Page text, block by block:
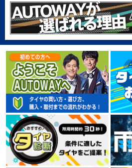
ARMSTRONG（アーム
フロリダ州のマイアミ
造施設で、乗用車、商
総合評価：166件
FEDERAL
フェデラル
FEDERAL（フェデラル
れ、1960年から1979年
2000年までは住友ゴム
術提供を行い、基礎か
得。独自のブランドを
の国、100以上の地域
ルネットワークを持つ
総合評価：7件
TRAVELSTAR
トラベルスター
(4.86点)ike*******さん
MINERVA F205 215/45R17.Z 91Y XL
価格以上の性能を感じられるコスパ抜群の
ともに想像以上で、街乗りでは安心して走
若干心配はしていますが、この値段ではと
きます。
(5.00点)pek*******さん
RADAR Dimax R8+ 275/40R19.Z 105Y
とても良く助かって居ます。ありがとう御座
(5.00点)sig*******さん
MINERVA 209 165/60R15 81T XL
素早い対応ありがとうございました びっく